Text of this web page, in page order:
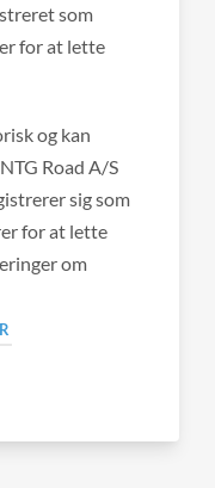
som
for at lette
og kan
Road A/S
sig som
for at lette
om